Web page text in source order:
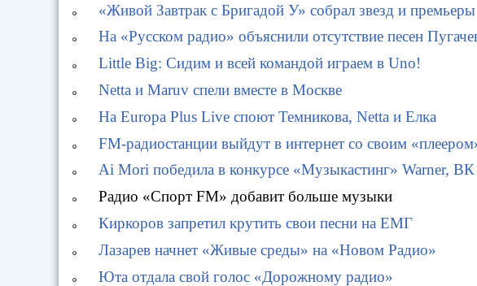
«Живой Завтрак с Бригадой У» собрал звезд и премьеры
На «Русском радио» объяснили отсутствие песен
Little Big: Сидим и всей командой играем в Uno!
Netta и Maruv спели вместе в Москве
На Europa Plus Live споют Темникова, Netta и Елка
FM-радиостанции выйдут в интернет со своим
Ai Mori победила в конкурсе «Музыкастинг» Warner,
Радио «Спорт FM» добавит больше музыки
Киркоров запретил крутить свои песни на ЕМГ
Лазарев начнет «Живые среды» на «Новом Радио»
Юта отдала свой голос «Дорожному радио»